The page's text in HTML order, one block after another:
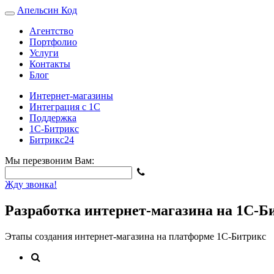
Апельсин Код
Агентство
Портфолио
Услуги
Контакты
Блог
Интернет-магазины
Интеграция с 1С
Поддержка
1С-Битрикс
Битрикс24
Мы перезвоним Вам:
Жду звонка!
Разработка интернет-магазина на 1С-
Этапы создания интернет-магазина на платформе 1С-Битрикс